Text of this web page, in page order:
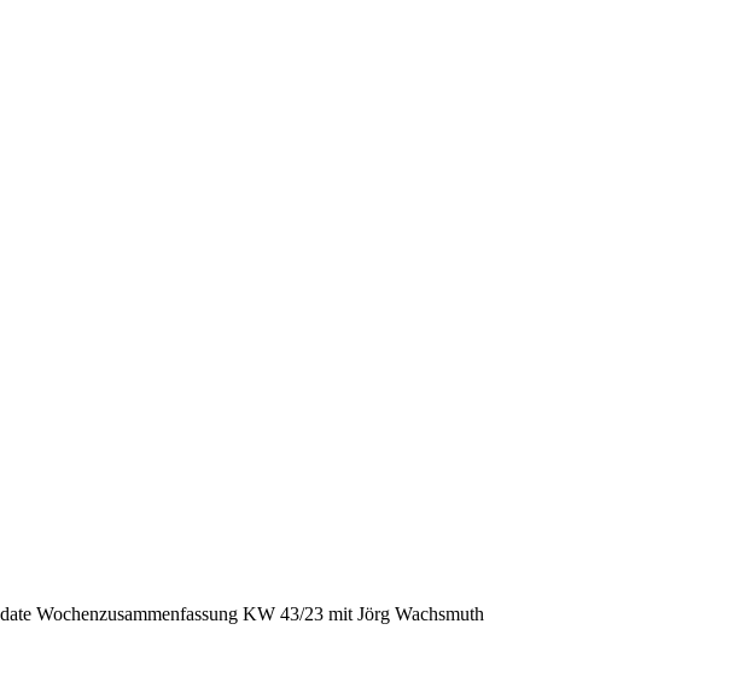
Wochenzusammenfassung KW 43/23 mit Jörg Wachsmuth